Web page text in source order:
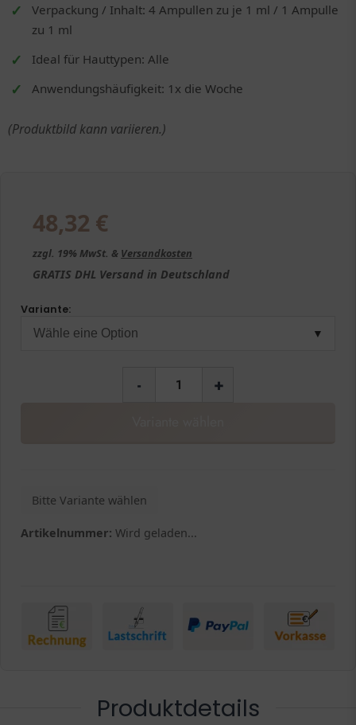
Verpackung / Inhalt: 4 Ampullen zu je 1 ml / 1 Ampulle
zu 1 ml
Ideal für Hauttypen: Alle
Anwendungshäufigkeit: 1x die Woche
(Produktbild kann variieren.)
48,32 €
zzgl. 19% MwSt. & Versandkosten
GRATIS DHL Versand in Deutschland
Variante:
▼
- +
Bitte Variante wählen
Artikelnummer: Wird geladen...
Produktdetails